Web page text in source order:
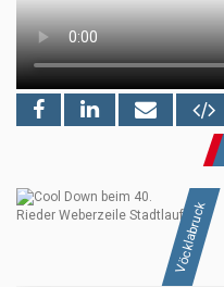
Vöcklabruck